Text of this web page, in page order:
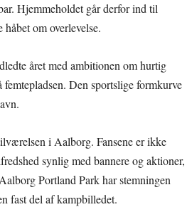
Hjemmeholdet går derfor ind til
om overlevelse.
året med ambitionen om hurtig
Den sportslige formkurve
i Aalborg. Fansene er ikke
synlig med bannere og aktioner,
Portland Park har stemningen
fast del af kampbilledet.